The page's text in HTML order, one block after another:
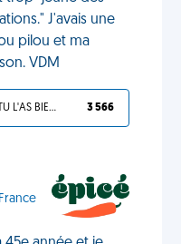
J'avais une
pilou et ma
VDM
TU L'AS BIEN MÉRITÉ 3 566